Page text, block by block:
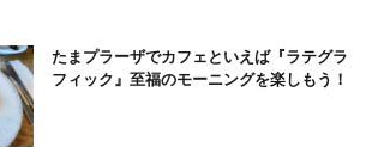
たまプラーザでカフェといえば『ラテグラ
フィック』至福のモーニングを楽しもう！